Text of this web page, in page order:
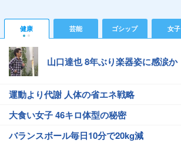
健康 芸能 ゴシップ 女子
山口達也 8年ぶり楽器姿に感涙か
運動より代謝 人体の省エネ戦略
大食い女子 46キロ体型の秘密
バランスボール毎日10分で20kg減